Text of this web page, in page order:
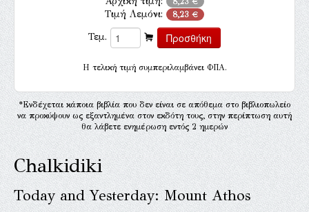
Τιμή Λεμόνι: 8,23 €
Τεμ.
H τελική τιμή συμπεριλαμβάνει ΦΠΑ.
*Ενδέχεται κάποια βιβλία που δεν είναι σε απόθεμα στο βιβλιοπωλείο
να προκύψουν ως εξαντλημένα στον εκδότη τους, στην περίπτωση αυτή
θα λάβετε ενημέρωση εντός 2 ημερών
Chalkidiki
Today and Yesterday: Mount Athos